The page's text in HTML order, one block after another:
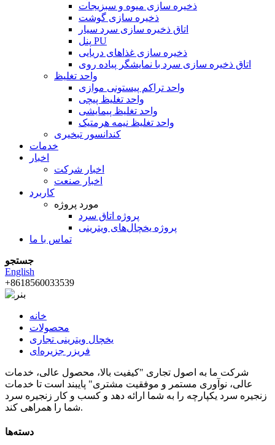
ذخیره سازی میوه و سبزیجات
ذخیره سازی گوشت
اتاق ذخیره سازی سرد سیار
پنل PU
ذخیره سازی غذاهای دریایی
اتاق ذخیره سازی سرد با نمایشگر پیاده روی
واحد تغلیظ
واحد تراکم پیستونی موازی
واحد تغلیظ پیچی
واحد تغلیظ پیمایشی
واحد تغلیظ نیمه هرمتیک
کندانسور تبخیری
خدمات
اخبار
اخبار شرکت
اخبار صنعت
کاربرد
مورد پروژه
پروژه اتاق سرد
پروژه یخچال‌های ویترینی
تماس با ما
جستجو
English
‎+8618560033539‎
خانه
محصولات
یخچال ویترینی تجاری
فریزر جزیره‌ای
شرکت ما به اصول تجاری "کیفیت بالا، محصول عالی، خدمات
عالی، نوآوری مستمر و موفقیت مشتری" پایبند است تا خدمات
زنجیره سرد یکپارچه را به شما ارائه دهد و کسب و کار زنجیره سرد
شما را همراهی کند.
دسته‌ها